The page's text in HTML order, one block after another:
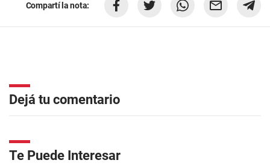
Compartí la nota:
Dejá tu comentario
Te Puede Interesar